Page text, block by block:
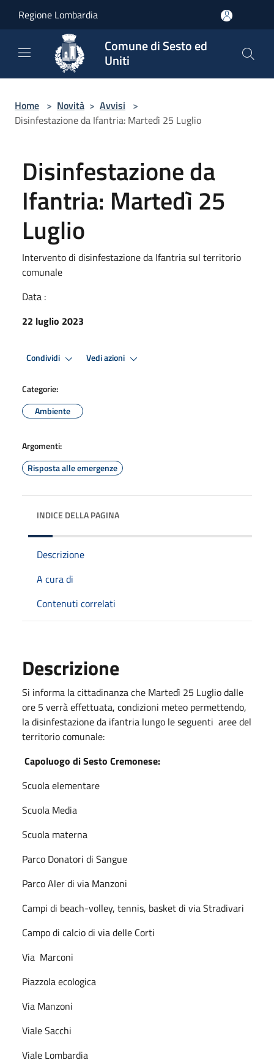
Regione Lombardia
Comune di Sesto ed
Uniti
Home > Novità > Avvisi >
Disinfestazione da Ifantria: Martedì 25 Luglio
Disinfestazione da
Ifantria: Martedì 25
Luglio
Intervento di disinfestazione da Ifantria sul territorio
comunale
Data :
22 luglio 2023
Condividi Vedi azioni
Categorie:
Ambiente
Argomenti:
Risposta alle emergenze
INDICE DELLA PAGINA
Descrizione
A cura di
Contenuti correlati
Descrizione
Si informa la cittadinanza che Martedì 25 Luglio dalle
ore 5 verrà effettuata, condizioni meteo permettendo,
la disinfestazione da ifantria lungo le seguenti aree del
territorio comunale:
Capoluogo di Sesto Cremonese:
Scuola elementare
Scuola Media
Scuola materna
Parco Donatori di Sangue
Parco Aler di via Manzoni
Campi di beach-volley, tennis, basket di via Stradivari
Campo di calcio di via delle Corti
Via Marconi
Piazzola ecologica
Via Manzoni
Viale Sacchi
Viale Lombardia